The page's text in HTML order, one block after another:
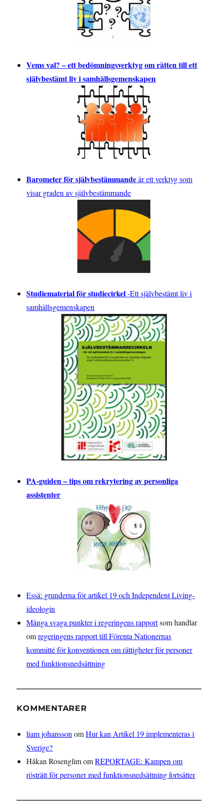
Vems val? – ett bedömningsverktyg om rätten till ett
självbestämt liv i samhällsgemenskapen
Barometer för självbestämmandeär ett verktyg som
visar graden av självbestämmande
Studiematerial för studiecirkel-Ett självbestämt liv i
samhällsgemenskapen
PA-guiden – tips om rekrytering av personliga
assistenter
Essä: grunderna för artikel 19 och Independent Living-
ideologin
Många svaga punkter i regeringens rapportsom handlar
omregeringens rapport till Förenta Nationernas
kommitté för konventionen om rättigheter för personer
med funktionsnedsättning
KOMMENTARER
liam johansson omHur kan Artikel 19 implementeras i
Sverige?
Håkan RosenglimomREPORTAGE: Kampen om
rösträtt för personer med funktionsnedsättning fortsätter